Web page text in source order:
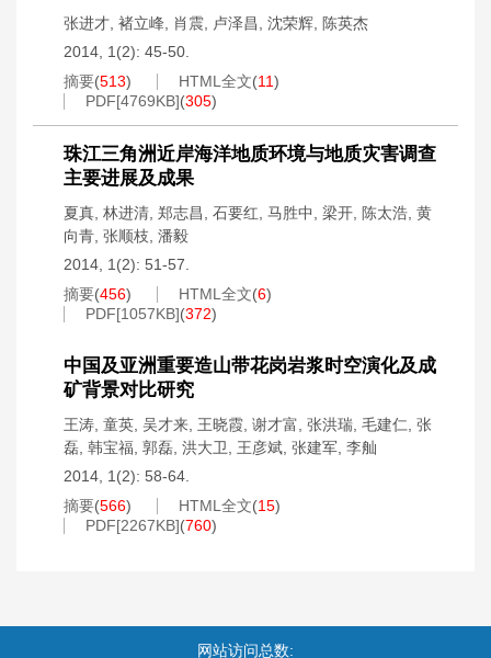
张进才 褚立峰 肖震 卢泽昌 沈荣辉
陈英杰
2014, 1(2): 45-50.
摘要(513) HTML全文(11)
PDF[4769KB](305)
珠江三角洲近岸海洋地质环境与地质灾害调查
主要进展及成果
夏真 林进清 郑志昌 石要红 马胜中 梁开 陈太浩 黄
向青 张顺枝 潘毅
2014, 1(2): 51-57.
摘要(456) HTML全文(6)
PDF[1057KB](372)
中国及亚洲重要造山带花岗岩浆时空演化及成
矿背景对比研究
王涛 童英 吴才来 王晓霞 谢才富 张洪瑞 毛建仁 张
磊 韩宝福 郭磊 洪大卫 王彦斌 张建军 李舢
2014, 1(2): 58-64.
摘要(566) HTML全文(15)
PDF[2267KB](760)
网站访问总数: